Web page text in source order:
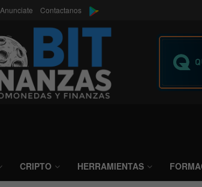
Anunciate Contactanos
CRIPTO HERRAMIENTAS